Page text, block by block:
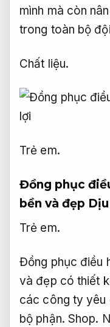
mình mà còn
trong toàn bộ
Chất liệu.
Trẻ em.
Đồng phục
bền và đẹp
Trẻ em.
Đồng phục điều
và đẹp có thiết
các công ty yêu
bộ phận. Shop.